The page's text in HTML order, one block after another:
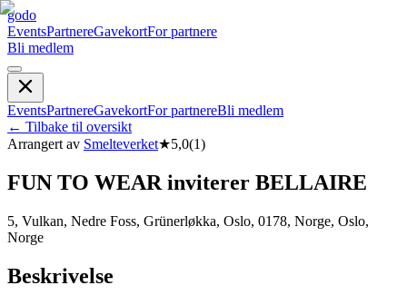
godo
EventsPartnereGavekortFor partnere
Bli medlem
EventsPartnereGavekortFor partnereBli medlem
← Tilbake til oversikt
Arrangert av Smelteverket★5,0(1)
FUN TO WEAR inviterer BELLAIRE
5, Vulkan, Nedre Foss, Grünerløkka, Oslo, 0178, Norge, Oslo,
Norge
Beskrivelse